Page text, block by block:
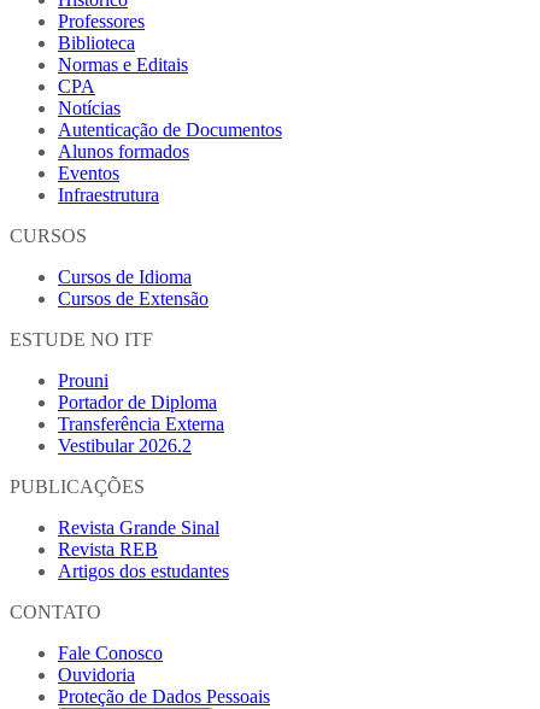
Professores
Biblioteca
Normas e Editais
CPA
Notícias
Autenticação de Documentos
Alunos formados
Eventos
Infraestrutura
CURSOS
Cursos de Idioma
Cursos de Extensão
ESTUDE NO ITF
Prouni
Portador de Diploma
Transferência Externa
Vestibular 2026.2
PUBLICAÇÕES
Revista Grande Sinal
Revista REB
Artigos dos estudantes
CONTATO
Fale Conosco
Ouvidoria
Proteção de Dados Pessoais